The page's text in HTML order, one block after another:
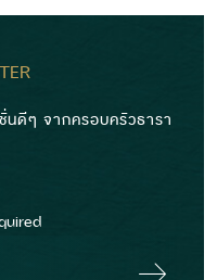
นดีๆ จากครอบครัวธารา